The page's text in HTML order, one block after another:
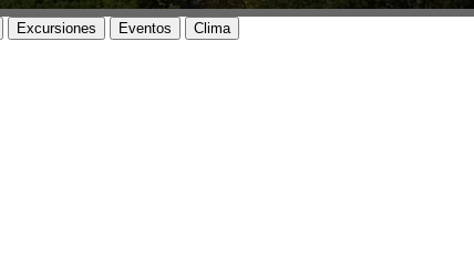
Excursiones Eventos Clima